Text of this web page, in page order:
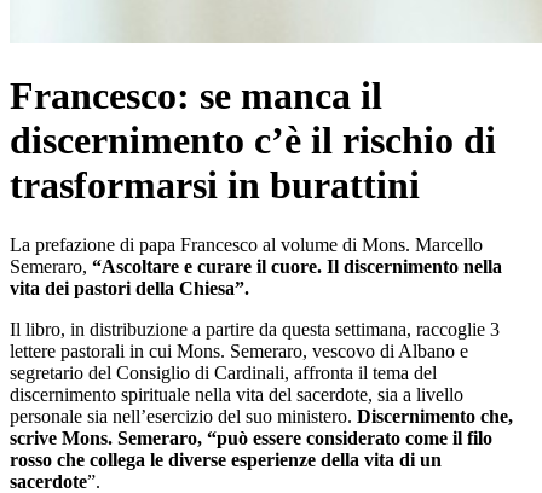
Francesco: se manca il
discernimento c’è il rischio di
trasformarsi in burattini
La prefazione di papa Francesco al volume di Mons. Marcello
Semeraro, “Ascoltare e curare il cuore. Il discernimento nella
vita dei pastori della Chiesa”.
Il libro, in distribuzione a partire da questa settimana, raccoglie 3
lettere pastorali in cui Mons. Semeraro, vescovo di Albano e
segretario del Consiglio di Cardinali, affronta il tema del
discernimento spirituale nella vita del sacerdote, sia a livello
personale sia nell’esercizio del suo ministero. Discernimento che,
scrive Mons. Semeraro, “può essere considerato come il filo
rosso che collega le diverse esperienze della vita di un
sacerdote”.